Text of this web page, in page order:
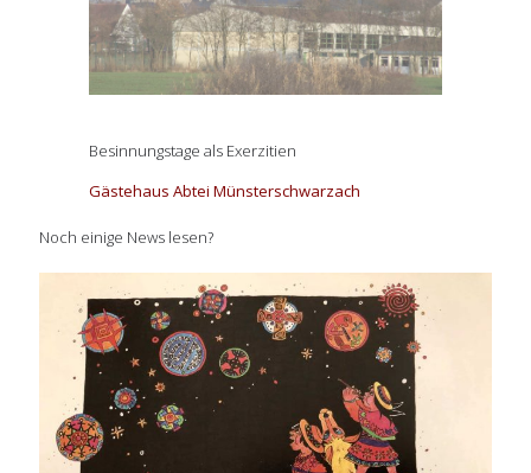
Besinnungstage als Exerzitien
Gästehaus Abtei Münsterschwarzach
Noch einige News lesen?